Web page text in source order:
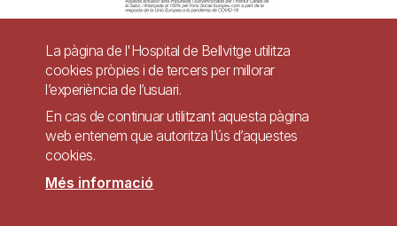
Pie
página
Contacte
Accessibilitat Avís legal Ajuda
La pàgina de l'Hospital de Bellvitge utilitza
cookies pròpies i de tercers per millorar
l’experiència de l’usuari.
En cas de continuar utilitzant aquesta pàgina
web entenem que autoritza l’ús d’aquestes
cookies.
Més informació